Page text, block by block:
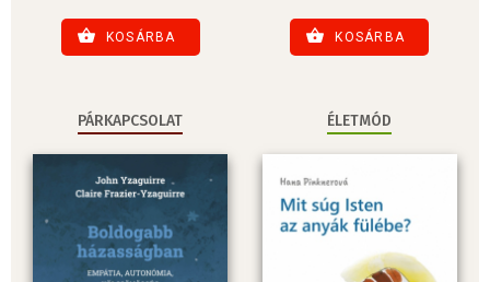
KOSÁRBA KOSÁRBA
PÁRKAPCSOLAT ÉLETMÓD